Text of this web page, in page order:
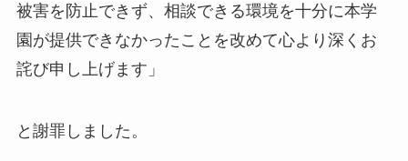
被害を防止できず、相談できる環境を十分に本学
園が提供できなかったことを改めて心より深くお
詫び申し上げます」
と謝罪しました。